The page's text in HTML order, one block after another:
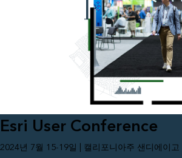
Esri User Conference
2024년 7월 15-19일 | 캘리포니아주 샌디에이고